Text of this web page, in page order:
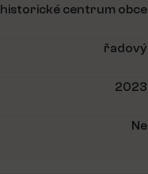
historické centrum obce
řadový
2023
Ne